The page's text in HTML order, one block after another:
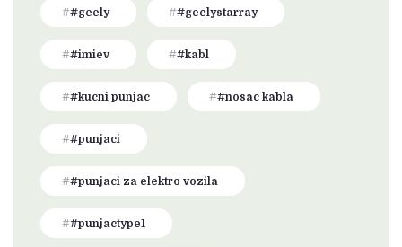
#geely #geelystarray
#imiev #kabl
#kucni punjac #nosac kabla
#punjaci
#punjaci za elektro vozila
#punjactype1